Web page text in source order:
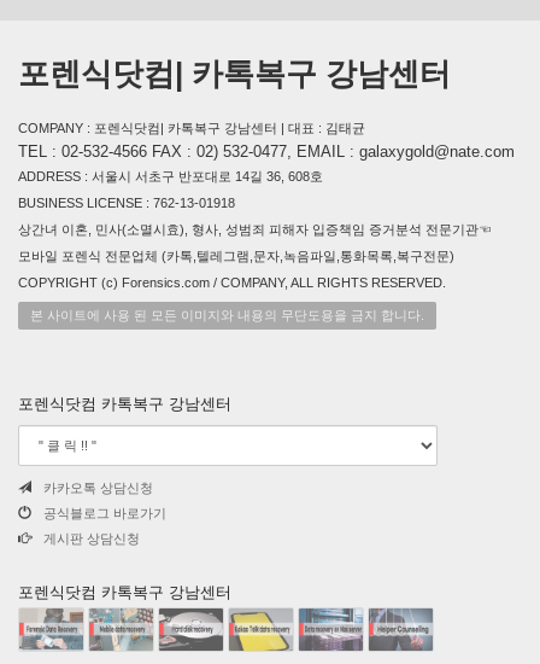
포렌식닷컴| 카톡복구 강남센터
COMPANY : 포렌식닷컴| 카톡복구 강남센터 | 대표 : 김태균
TEL : 02-532-4566 FAX : 02) 532-0477, EMAIL : galaxygold@nate.com
ADDRESS : 서울시 서초구 반포대로 14길 36, 608호
BUSINESS LICENSE : 762-13-01918
상간녀 이혼, 민사(소멸시효), 형사, 성범죄 피해자 입증책임 증거분석 전문기관☜
모바일 포렌식 전문업체 (카톡,텔레그램,문자,녹음파일,통화목록,복구전문)
COPYRIGHT (c) Forensics.com / COMPANY, ALL RIGHTS RESERVED.
본 사이트에 사용 된 모든 이미지와 내용의 무단도용을 금지 합니다.
포렌식닷컴 카톡복구 강남센터
카카오톡 상담신청
공식블로그 바로가기
게시판 상담신청
포렌식닷컴 카톡복구 강남센터